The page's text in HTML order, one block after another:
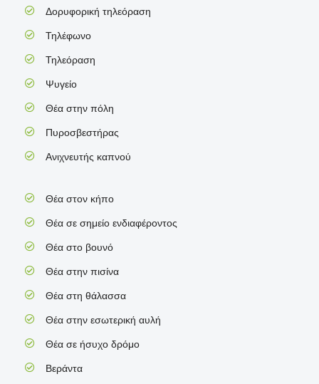
Δορυφορική τηλεόραση
Τηλέφωνο
Τηλεόραση
Ψυγείο
Θέα στην πόλη
Πυροσβεστήρας
Ανιχνευτής καπνού
Θέα στον κήπο
Θέα σε σημείο ενδιαφέροντος
Θέα στο βουνό
Θέα στην πισίνα
Θέα στη θάλασσα
Θέα στην εσωτερική αυλή
Θέα σε ήσυχο δρόμο
Βεράντα